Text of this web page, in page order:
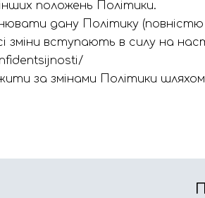
положень Політики.
дану Політику
зміни вступають в силу на
за змінами Політики